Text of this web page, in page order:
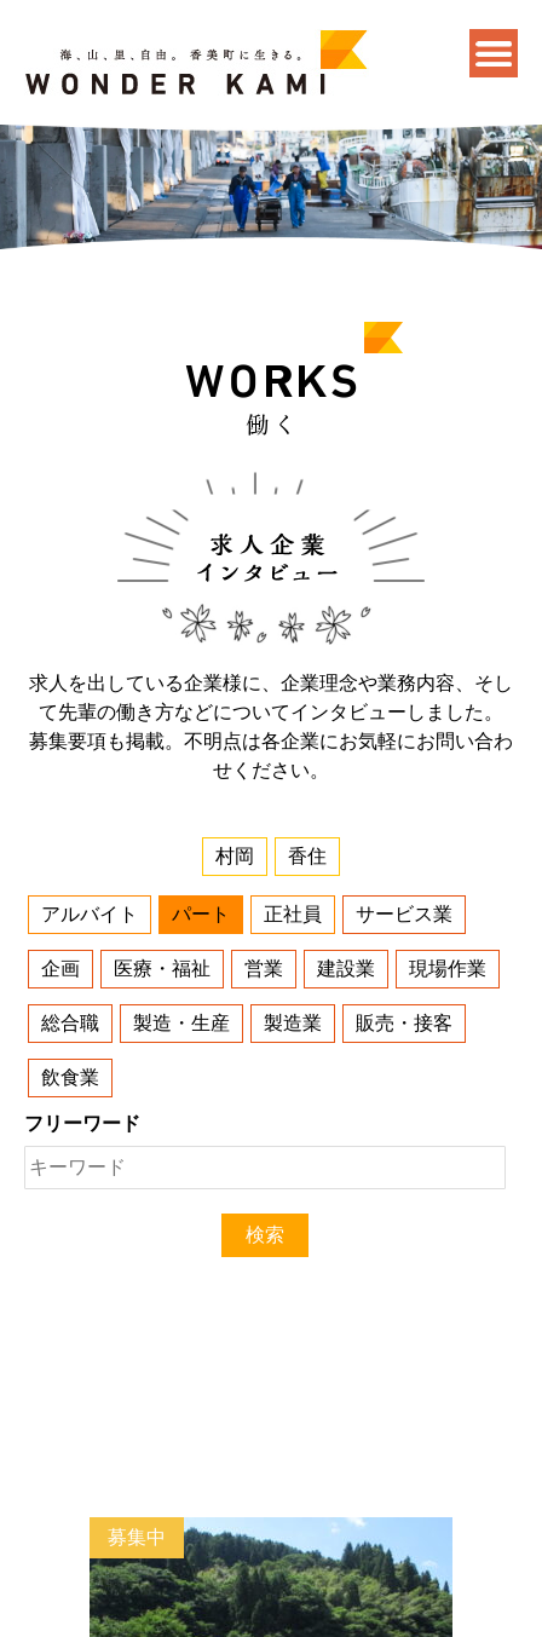
求人を出している企業様に、企業理念や業務内容、そし
て先輩の働き方などについてインタビューしました。
募集要項も掲載。不明点は各企業にお気軽にお問い合わ
せください。
村岡 香住
アルバイト パート 正社員 サービス業
企画 医療・福祉 営業 建設業 現場作業
総合職 製造・生産 製造業 販売・接客
飲食業
フリーワード
募集中